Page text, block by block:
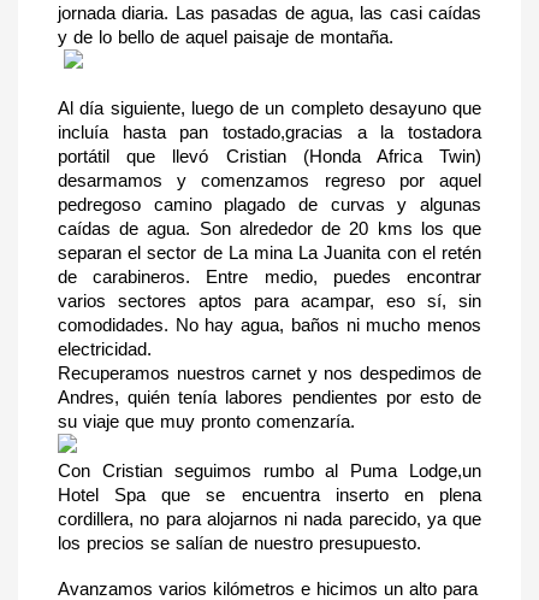
jornada diaria. Las pasadas de agua, las casi caídas
y de lo bello de aquel paisaje de montaña.
Al día siguiente, luego de un completo desayuno que
incluía hasta pan tostado,gracias a la tostadora
portátil que llevó Cristian (Honda Africa Twin)
desarmamos y comenzamos regreso por aquel
pedregoso camino plagado de curvas y algunas
caídas de agua. Son alrededor de 20 kms los que
separan el sector de La mina La Juanita con el retén
de carabineros. Entre medio, puedes encontrar
varios sectores aptos para acampar, eso sí, sin
comodidades. No hay agua, baños ni mucho menos
electricidad.
Recuperamos nuestros carnet y nos despedimos de
Andres, quién tenía labores pendientes por esto de
su viaje que muy pronto comenzaría.
Con Cristian seguimos rumbo al Puma Lodge,un
Hotel Spa que se encuentra inserto en plena
cordillera, no para alojarnos ni nada parecido, ya que
los precios se salían de nuestro presupuesto.
Avanzamos varios kilómetros e hicimos un alto para